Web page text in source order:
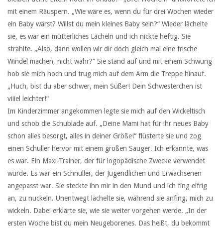
mit einem Räuspern. „Wie wäre es, wenn du für drei Wochen wieder
ein Baby wärst? Willst du mein kleines Baby sein?“ Wieder lächelte
sie, es war ein mütterliches Lächeln und ich nickte heftig. Sie
strahlte. „Also, dann wollen wir dir doch gleich mal eine frische
Windel machen, nicht wahr?“ Sie stand auf und mit einem Schwung
hob sie mich hoch und trug mich auf dem Arm die Treppe hinauf.
„Huch, bist du aber schwer, mein Süßer! Dein Schwesterchen ist
viiiel leichter!“
Im Kinderzimmer angekommen legte sie mich auf den Wickeltisch
und schob die Schublade auf. „Deine Mami hat für ihr neues Baby
schon alles besorgt, alles in deiner Größe!“ flüsterte sie und zog
einen Schuller hervor mit einem großen Sauger. Ich erkannte, was
es war. Ein Maxi-Trainer, der für logopädische Zwecke verwendet
wurde. Es war ein Schnuller, der Jugendlichen und Erwachsenen
angepasst war. Sie steckte ihn mir in den Mund und ich fing eifrig
an, zu nuckeln. Unentwegt lächelte sie, während sie anfing, mich zu
wickeln. Dabei erklärte sie, wie sie weiter vorgehen werde. „In der
ersten Woche bist du mein Neugeborenes. Das heißt, du bekommt